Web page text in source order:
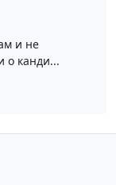
и не
о канди...